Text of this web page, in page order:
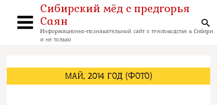
содержимому
Main
Сибирский мёд с предгорья
Саян
Информационно-познавательный сайт о пчеловодстве в Сибири
и не только
МАЙ, 2014 ГОД (ФОТО)